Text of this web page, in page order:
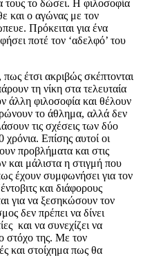
τους το δώσει. Η φιλοσοφία
και ο αγώνας με τον
Πρόκειται για ένα
ποτέ τον ‘αδελφό’ του
έτσι ακριβώς σκέπτονται
τη νίκη στα τελευταία
άλλη φιλοσοφία και θέλουν
το άθλημα, αλλά δεν
τις σχέσεις των δύο
Επίσης αυτοί οι
προβλήματα και στις
μάλιστα η στιγμή που
έχουν συμφωνήσει για τον
και διάφορους
για να ξεσηκώσουν τον
δεν πρέπει να δίνει
και να συνεχίζει να
στόχο της. Με τον
και στοίχημα πως θα